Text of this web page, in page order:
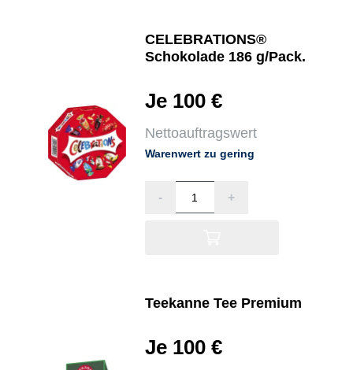
CELEBRATIONS®
Schokolade 186 g/Pack.
Je 100 €
Nettoauftragswert
Warenwert zu gering
- +
Teekanne Tee Premium
Je 100 €